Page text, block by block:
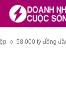
58.000 tỷ đồng